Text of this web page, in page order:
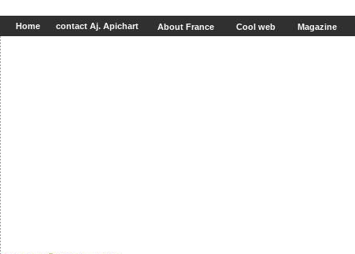
Home contact Aj. Apichart About France Cool web Magazine